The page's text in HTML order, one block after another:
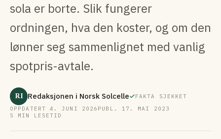
sola er borte. Slik fungerer
ordningen, hva den koster, og om den
lønner seg sammenlignet med vanlig
spotpris-avtale.
RI Redaksjonen i Norsk Solcelle
FAKTA SJEKKET
OPPDATERT 4. JUNI 2026 PUBL. 17. MAI 2023
5 MIN LESETID